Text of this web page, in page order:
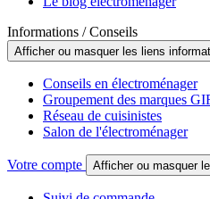
Informations / Conseils
Afficher ou masquer les liens
Conseils en électroménager
Groupement des marques
Réseau de cuisinistes
Salon de l'électroménager
Votre compte Afficher ou masquer